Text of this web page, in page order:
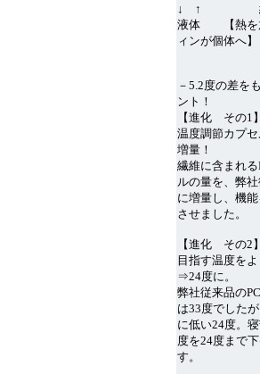
↓ ↑ 約24
液体 【熱を
ィンが個体へ】
－5.2度の差を
ント！
【進化 その1】
温度調節カプ
増量！
繊維に含まれ
ルの量を、弊
に増量し、機
させました。
【進化 その2】
目指す温度を
⇒24度に。
弊社従来品の
は33度でした
に低い24度。
度を24度まで
す。